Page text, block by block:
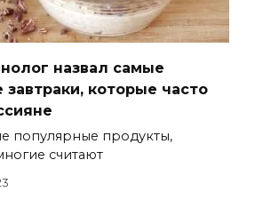
назвал самые
которые часто
популярные продукты,
считают